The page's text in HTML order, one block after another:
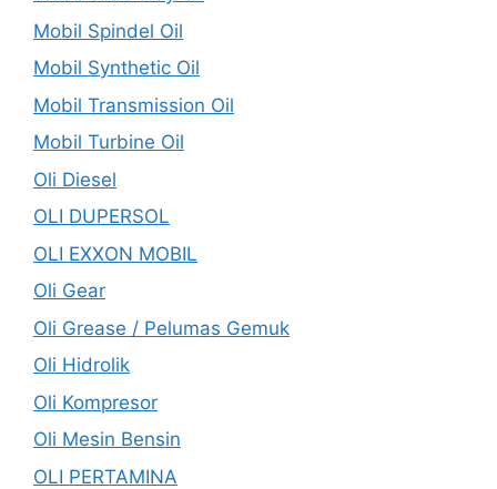
Mobil Spindel Oil
Mobil Synthetic Oil
Mobil Transmission Oil
Mobil Turbine Oil
Oli Diesel
OLI DUPERSOL
OLI EXXON MOBIL
Oli Gear
Oli Grease / Pelumas Gemuk
Oli Hidrolik
Oli Kompresor
Oli Mesin Bensin
OLI PERTAMINA